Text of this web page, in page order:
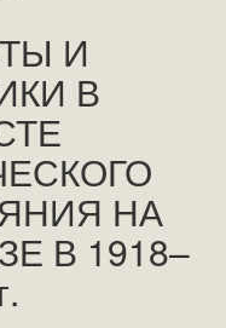
И
В
НА
В 1918–